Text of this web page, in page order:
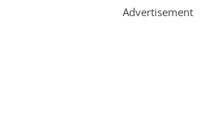
Advertisement